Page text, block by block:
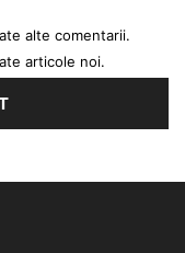
alte comentarii.
articole noi.